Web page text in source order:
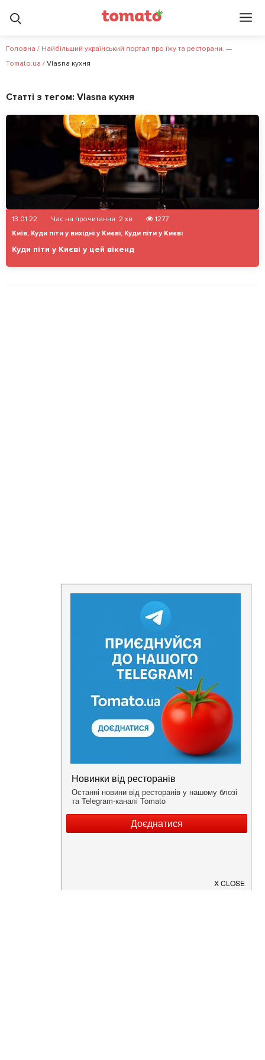
Головна / Найбільший український портал про їжу та ресторани. —
Tomato.ua / Vlasna кухня
Статті з тегом: Vlasna кухня
13.01.22 Час на прочитання: 2 хв
1277
Київ, Куди піти у вихідні у Києві, Куди піти у Києві
Куди піти у Києві у цей вікенд